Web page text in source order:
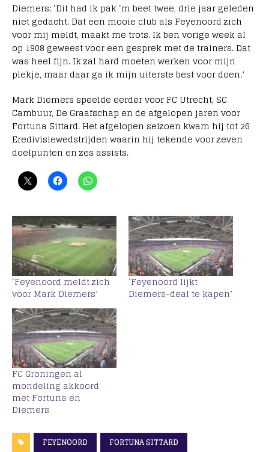
Diemers: ‘Dit had ik pak ‘m beet twee, drie jaar geleden
niet gedacht. Dat een mooie club als Feyenoord zich
voor mij meldt, maakt me trots. Ik ben vorige week al
op 1908 geweest voor een gesprek met de trainers. Dat
was heel fijn. Ik zal hard moeten werken voor mijn
plekje, maar daar ga ik mijn uiterste best voor doen.’
Mark Diemers speelde eerder voor FC Utrecht, SC
Cambuur, De Graafschap en de afgelopen jaren voor
Fortuna Sittard. Het afgelopen seizoen kwam hij tot 26
Eredivisiewedstrijden waarin hij tekende voor zeven
doelpunten en zes assists.
‘Feyenoord meldt zich
voor Mark Diemers’
‘Feyenoord lijkt
Diemers-deal te kapen’
FC Groningen al
mondeling akkoord
met Fortuna en
Diemers
FEYENOORD
FORTUNA SITTARD